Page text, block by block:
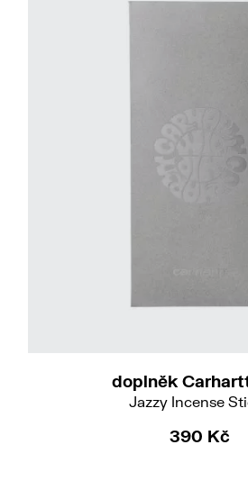
doplněk
Jazzy Incense
390 Kč